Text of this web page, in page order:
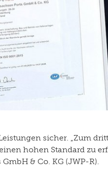
sicher. „Zum
hohen Standard zu
& Co. KG (JWP-R).